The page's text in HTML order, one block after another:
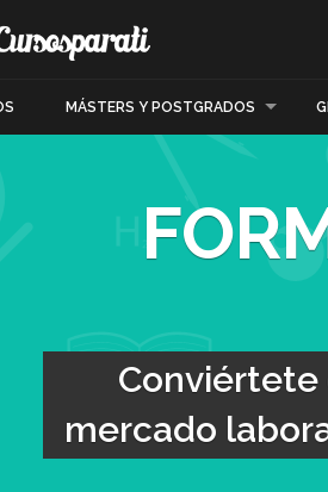
MÁSTERS Y POSTGRADOS
Conviértete
mercado